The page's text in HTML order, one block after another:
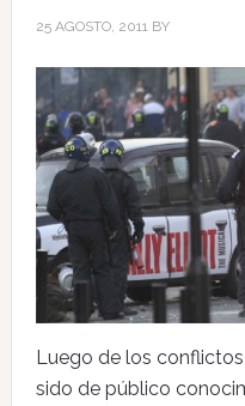
25 AGOSTO, 2011BY
Luego de los conflictos
sido de público